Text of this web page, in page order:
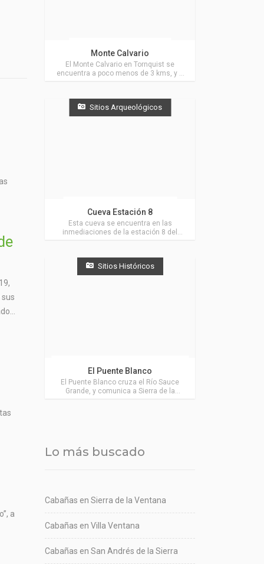
a
Monte Calvario
El Monte Calvario en Tornquist se
encuentra a poco menos de 3 kms, y a
emplazada esta obra de exaltación
religiosa.
Sitios Arqueológicos
Cueva Estación 8
Esta cueva se encuentra en las
inmediaciones de la estación 8 del
Sitios Históricos
El Puente Blanco
El Puente Blanco cruza el Río Sauce
Grande, y comunica a Sierra de la
Lo más buscado
Cabañas en Sierra de la Ventana
Cabañas en Villa Ventana
Cabañas en San Andrés de la Sierra